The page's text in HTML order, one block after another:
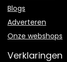
Blogs
Adverteren
Onze webshops
Verklaringen